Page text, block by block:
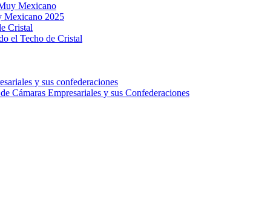
Mexicano
Mexicano 2025
Cristal
el Techo de Cristal
y sus confederaciones
Cámaras Empresariales y sus Confederaciones